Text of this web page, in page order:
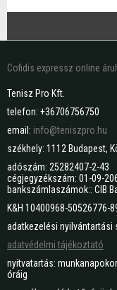
Cofidis expressz online
Tenisz Pro Kft.
telefon: +36706756750
email: info@teniszpro.hu
székhely: 1112 Budapest,
adószám: 25282407-2-43
cégjegyzékszám: 01-09-
bankszámlaszámok:: CIB
K&H 10400968-50526776-
adatkezelési nyilvántartási
adatvédelmi tájékoztató
nyitvatartás:
óráig